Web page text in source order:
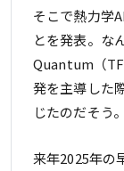
そこで熱力学
とを発表。な
Quantum（
発を主導した
じたのだそう。
来年2025年の